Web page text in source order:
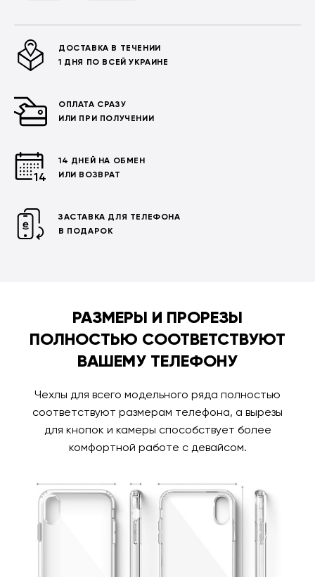
ДОСТАВКА В ТЕЧЕНИИ
1 ДНЯ ПО ВСЕЙ УКРАИНЕ
ОПЛАТА СРАЗУ
ИЛИ ПРИ ПОЛУЧЕНИИ
14 ДНЕЙ НА ОБМЕН
ИЛИ ВОЗВРАТ
ЗАСТАВКА ДЛЯ ТЕЛЕФОНА
В ПОДАРОК
РАЗМЕРЫ И ПРОРЕЗЫ
ПОЛНОСТЬЮ СООТВЕТСТВУЮТ
ВАШЕМУ ТЕЛЕФОНУ
Чехлы для всего модельного ряда полностью
соответствуют размерам телефона, а вырезы
для кнопок и камеры способствует более
комфортной работе с девайсом.